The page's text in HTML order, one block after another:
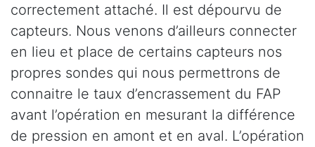
correctement attaché. Il est dépourvu de
capteurs. Nous venons d’ailleurs connecter
en lieu et place de certains capteurs nos
propres sondes qui nous permettrons de
connaitre le taux d’encrassement du FAP
avant l’opération en mesurant la différence
de pression en amont et en aval. L’opération